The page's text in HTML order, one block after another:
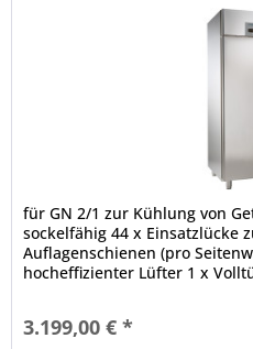
für GN 2/1 zur Kühlung von
sockelfähig 44 x Einsatzlücke
Auflagenschienen (pro
hocheffizienter Lüfter 1 x
3.199,00 € *